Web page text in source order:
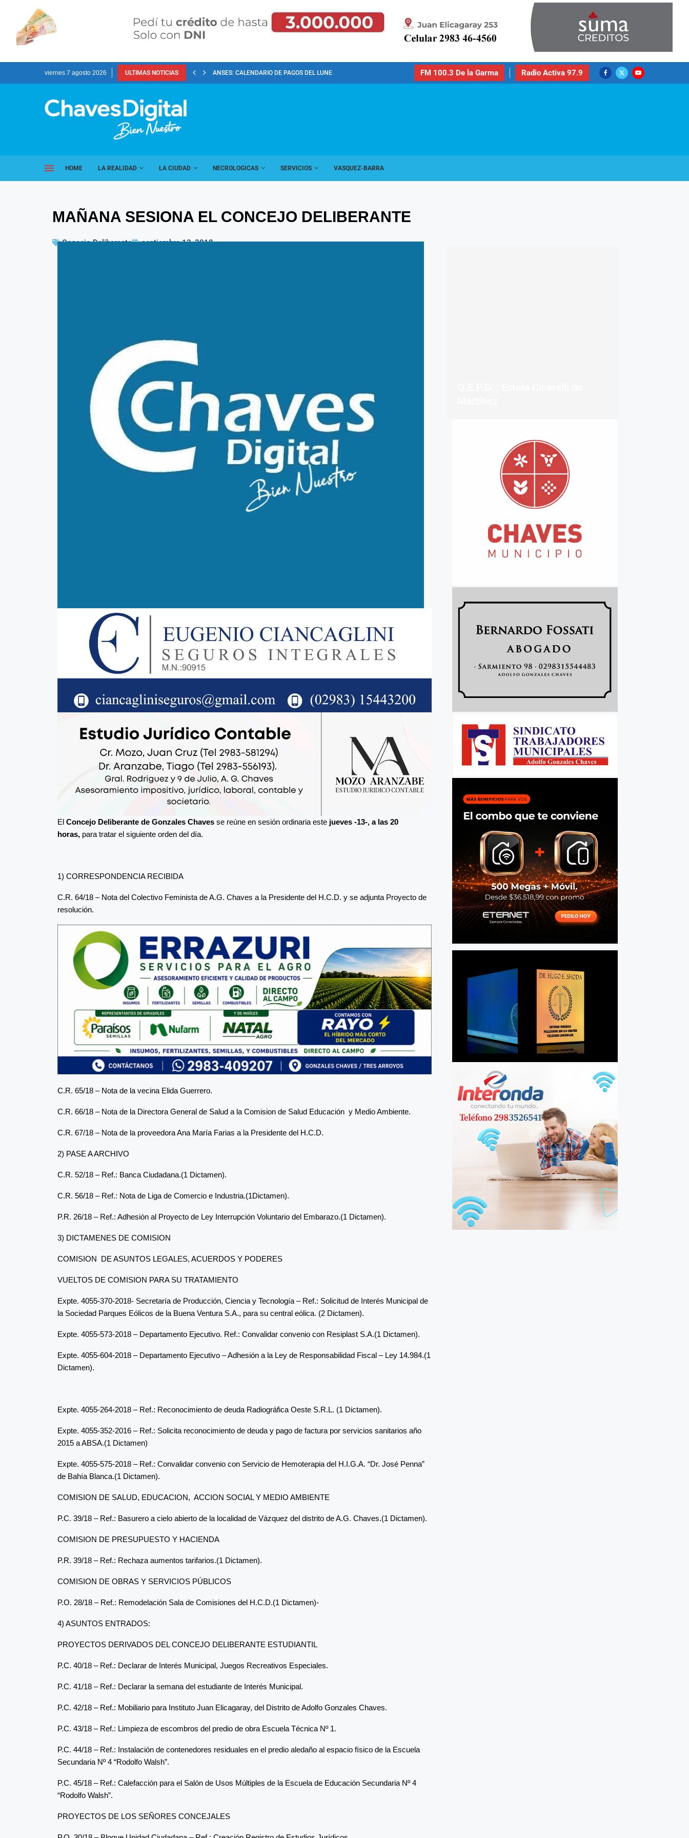
viernes 7 agosto 2026 ULTIMAS NOTICIAS ANSES: CALENDARIO DE PAGOS DEL LUNES 10 DE... FM 100.3 De la Garma Radio Activa 97.9
HOME LA REALIDAD LA CIUDAD NECROLOGICAS SERVICIOS VASQUEZ-BARRA
MAÑANA SESIONA EL CONCEJO DELIBERANTE
Concejo Deliberante septiembre 12, 2018
El Concejo Deliberante de Gonzales Chaves se reúne en sesión ordinaria este jueves -13-, a las 20
horas, para tratar el siguiente orden del día.
1) CORRESPONDENCIA RECIBIDA
C.R. 64/18 – Nota del Colectivo Feminista de A.G. Chaves a la Presidente del H.C.D. y se adjunta Proyecto de
resolución.
C.R. 65/18 – Nota de la vecina Elida Guerrero.
C.R. 66/18 – Nota de la Directora General de Salud a la Comision de Salud Educación y Medio Ambiente.
C.R. 67/18 – Nota de la proveedora Ana María Farias a la Presidente del H.C.D.
2) PASE A ARCHIVO
C.R. 52/18 – Ref.: Banca Ciudadana.(1 Dictamen).
C.R. 56/18 – Ref.: Nota de Liga de Comercio e Industria.(1Dictamen).
P.R. 26/18 – Ref.: Adhesión al Proyecto de Ley Interrupción Voluntario del Embarazo.(1 Dictamen).
3) DICTAMENES DE COMISION
COMISION DE ASUNTOS LEGALES, ACUERDOS Y PODERES
VUELTOS DE COMISION PARA SU TRATAMIENTO
Expte. 4055-370-2018- Secretaría de Producción, Ciencia y Tecnología – Ref.: Solicitud de Interés Municipal de
la Sociedad Parques Eólicos de la Buena Ventura S.A., para su central eólica. (2 Dictamen).
Expte. 4055-573-2018 – Departamento Ejecutivo. Ref.: Convalidar convenio con Resiplast S.A.(1 Dictamen).
Expte. 4055-604-2018 – Departamento Ejecutivo – Adhesión a la Ley de Responsabilidad Fiscal – Ley 14.984.(1
Dictamen).
Expte. 4055-264-2018 – Ref.: Reconocimiento de deuda Radiográfica Oeste S.R.L. (1 Dictamen).
Expte. 4055-352-2016 – Ref.: Solicita reconocimiento de deuda y pago de factura por servicios sanitarios año
2015 a ABSA.(1 Dictamen)
Expte. 4055-575-2018 – Ref.: Convalidar convenio con Servicio de Hemoterapia del H.I.G.A. “Dr. José Penna”
de Bahía Blanca.(1 Dictamen).
COMISION DE SALUD, EDUCACION, ACCION SOCIAL Y MEDIO AMBIENTE
P.C. 39/18 – Ref.: Basurero a cielo abierto de la localidad de Vázquez del distrito de A.G. Chaves.(1 Dictamen).
COMISION DE PRESUPUESTO Y HACIENDA
P.R. 39/18 – Ref.: Rechaza aumentos tarifarios.(1 Dictamen).
COMISION DE OBRAS Y SERVICIOS PÚBLICOS
P.O. 28/18 – Ref.: Remodelación Sala de Comisiones del H.C.D.(1 Dictamen)-
4) ASUNTOS ENTRADOS:
PROYECTOS DERIVADOS DEL CONCEJO DELIBERANTE ESTUDIANTIL
P.C. 40/18 – Ref.: Declarar de Interés Municipal, Juegos Recreativos Especiales.
P.C. 41/18 – Ref.: Declarar la semana del estudiante de Interés Municipal.
P.C. 42/18 – Ref.: Mobiliario para Instituto Juan Elicagaray, del Distrito de Adolfo Gonzales Chaves.
P.C. 43/18 – Ref.: Limpieza de escombros del predio de obra Escuela Técnica Nº 1.
P.C. 44/18 – Ref.: Instalación de contenedores residuales en el predio aledaño al espacio físico de la Escuela
Secundaria Nº 4 “Rodolfo Walsh”.
P.C. 45/18 – Ref.: Calefacción para el Salón de Usos Múltiples de la Escuela de Educación Secundaria Nº 4
“Rodolfo Walsh”.
PROYECTOS DE LOS SEÑORES CONCEJALES